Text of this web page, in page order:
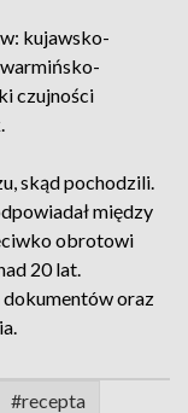
kujawsko-
czujności
skąd pochodzili.
między
obrotowi
20 lat.
dokumentów oraz
#recepta